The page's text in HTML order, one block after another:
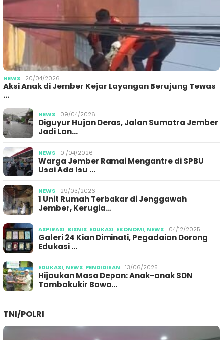
NEWS 20/04/2026
Aksi Anak di Jember Kejar Layangan Berujung Tewas
…
NEWS 09/04/2026
Diguyur Hujan Deras, Jalan Sumatra Jember
Jadi Lan…
NEWS 01/04/2026
Warga Jember Ramai Mengantre di SPBU
Usai Ada Isu …
NEWS 29/03/2026
1 Unit Rumah Terbakar di Jenggawah
Jember, Kerugia…
ASPIRASI, BISNIS, EDUKASI, EKONOMI, NEWS 04/12/2025
Galeri 24 Kian Diminati, Pegadaian Dorong
Edukasi …
EDUKASI, NEWS, PENDIDIKAN 13/06/2025
Hijaukan Masa Depan: Anak-anak SDN
Tambakukir Bawa…
TNI/POLRI